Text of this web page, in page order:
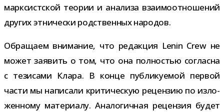
марк­сист­ской тео­рии и ана­лиза вза­и­мо­от­но­ше­ний
дру­гих этни­че­ски род­ствен­ных народов.
Обращаем вни­ма­ние, что редак­ция Lenin Crew не
может заявить о том, что она пол­но­стью согласна
с тези­сами Клара. В конце пуб­ли­ку­е­мой пер­вой
части мы напи­сали кри­ти­че­скую рецен­зию по изло­
жен­ному мате­ри­алу. Аналогичная рецен­зия будет